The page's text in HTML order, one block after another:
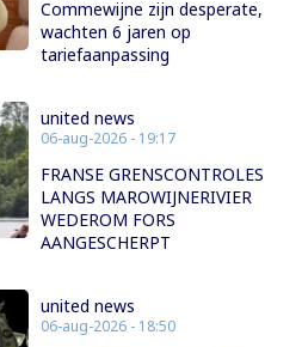
Commewijne zijn desperate,
wachten 6 jaren op
tariefaanpassing
united news
06-aug-2026 - 19:17
FRANSE GRENSCONTROLES
LANGS MAROWIJNERIVIER
WEDEROM FORS
AANGESCHERPT
united news
06-aug-2026 - 18:50